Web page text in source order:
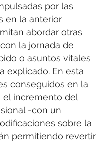
por las
en la anterior
abordar otras
la jornada de
o asuntos vitales
explicado. En esta
conseguidos en la
el incremento del
-con un
sobre la
permitiendo revertir